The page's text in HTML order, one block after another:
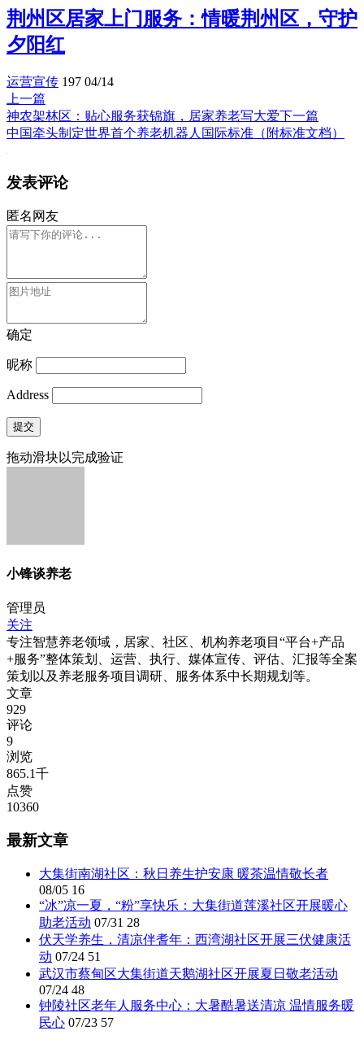
荆州区居家上门服务：情暖荆州区，守护
夕阳红
运营宣传 197 04/14
上一篇
神农架林区：贴心服务获锦旗，居家养老写大爱下一篇
中国牵头制定世界首个养老机器人国际标准（附标准文档）
发表评论
匿名网友
确定
昵称
Address
提交
拖动滑块以完成验证
小锋谈养老
管理员
关注
专注智慧养老领域，居家、社区、机构养老项目“平台+产品
+服务”整体策划、运营、执行、媒体宣传、评估、汇报等全案
策划以及养老服务项目调研、服务体系中长期规划等。
文章
929
评论
9
浏览
865.1千
点赞
10360
最新文章
大集街南湖社区：秋日养生护安康 暖茶温情敬长者
08/05 16
“冰”凉一夏，“粉”享快乐：大集街道莲溪社区开展暖心
助老活动 07/31 28
伏天学养生，清凉伴耆年：西湾湖社区开展三伏健康活
动 07/24 51
武汉市蔡甸区大集街道天鹅湖社区开展夏日敬老活动
07/24 48
钟陵社区老年人服务中心：大暑酷暑送清凉 温情服务暖
民心 07/23 57